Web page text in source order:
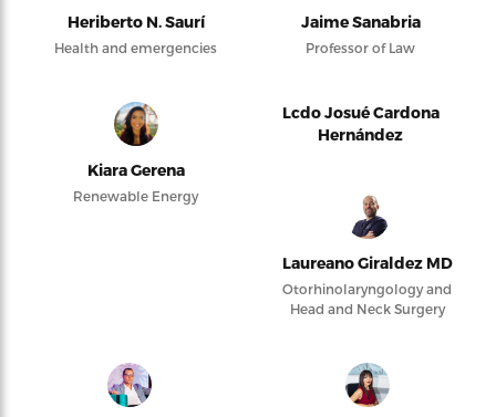
Heriberto N. Saurí
Health and emergencies
Jaime Sanabria
Professor of Law
Kiara Gerena
Renewable Energy
Lcdo Josué Cardona
Hernández
Laureano Giraldez MD
Otorhinolaryngology and
Head and Neck Surgery